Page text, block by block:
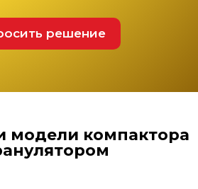
решение
модели компактора